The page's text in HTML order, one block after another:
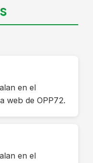
en el
web de OPP72.
en el